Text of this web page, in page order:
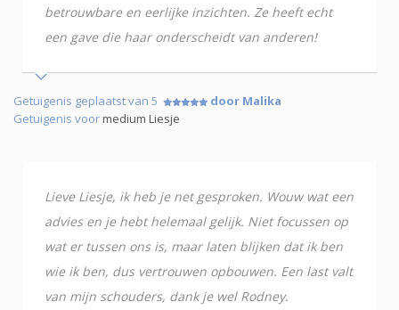
betrouwbare en eerlijke inzichten. Ze heeft echt
een gave die haar onderscheidt van anderen!
Getuigenis geplaatst van 5
door Malika
Getuigenis voormedium Liesje
Lieve Liesje, ik heb je net gesproken. Wouw wat een
advies en je hebt helemaal gelijk. Niet focussen op
wat er tussen ons is, maar laten blijken dat ik ben
wie ik ben, dus vertrouwen opbouwen. Een last valt
van mijn schouders, dank je wel Rodney.